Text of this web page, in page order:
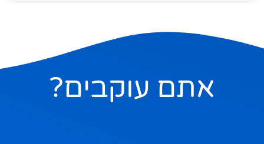
אתם עוקבים?